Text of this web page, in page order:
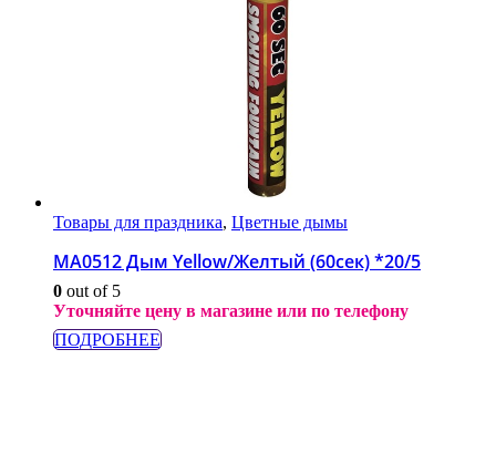
Товары для праздника, Цветные дымы
МА0512 Дым Yellow/Желтый (60сек) *20/5
0 out of 5
Уточняйте цену в магазине или по телефону
ПОДРОБНЕЕ